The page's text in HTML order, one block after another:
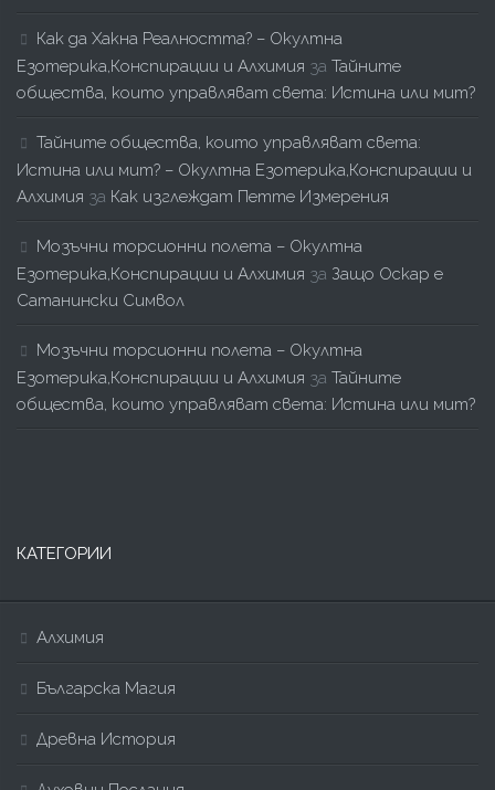
Как да Хакна Реалността? – Окултна
Езотерика,Конспирации и Алхимия за Тайните
общества, които управляват света: Истина или мит?
Тайните общества, които управляват света:
Истина или мит? – Окултна Езотерика,Конспирации и
Алхимия за Как изглеждат Петте Измерения
Мозъчни торсионни полета – Окултна
Езотерика,Конспирации и Алхимия за Защо Оскар е
Сатанински Символ
Мозъчни торсионни полета – Окултна
Езотерика,Конспирации и Алхимия за Тайните
общества, които управляват света: Истина или мит?
КАТЕГОРИИ
Алхимия
Българска Магия
Древна История